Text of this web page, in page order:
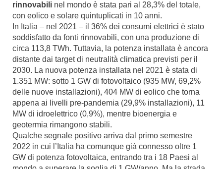
rinnovabili nel mondo è stata pari al 28,3% del totale,
con eolico e solare quintuplicati in 10 anni.
In Italia – nel 2021 – il 36% dei consumi elettrici è stato
soddisfatto da fonti rinnovabili, con una produzione di
circa 113,8 TWh. Tuttavia, la potenza installata è ancora
distante dai target di neutralità climatica previsti per il
2030. La nuova potenza installata nel 2021 è stata di
1.351 MW: sotto 1 GW di fotovoltaico (935 MW, 69,2%
delle nuove installazioni), 404 MW di eolico che torna
appena ai livelli pre-pandemia (29,9% installazioni), 11
MW di idroelettrico (0,9%), mentre bioenergia e
geotermia rimangono stabili.
Qualche segnale positivo arriva dal primo semestre
2022 in cui l’Italia ha comunque già connesso oltre 1
GW di potenza fotovoltaica, entrando tra i 18 Paesi al